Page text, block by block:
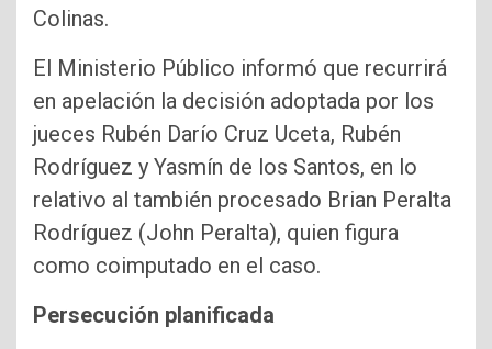
Colinas.
El Ministerio Público informó que recurrirá
en apelación la decisión adoptada por los
jueces Rubén Darío Cruz Uceta, Rubén
Rodríguez y Yasmín de los Santos, en lo
relativo al también procesado Brian Peralta
Rodríguez (John Peralta), quien figura
como coimputado en el caso.
Persecución planificada